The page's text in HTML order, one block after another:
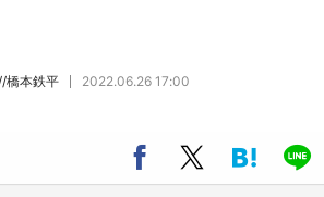
10～31※平日限定】
ッズ買える 銀座・博品館TOY PARKへ
ラス・ダークネスが栃木県を征服！？ 県
ロモ動画で「聖地」が生産されてます
橋本鉄平 2022.06.26 17:00